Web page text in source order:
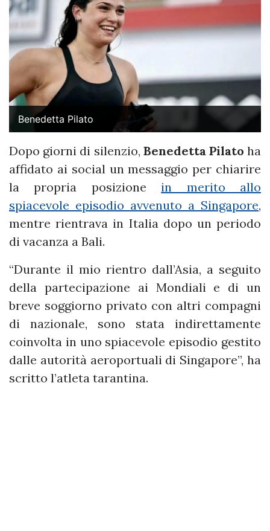
Benedetta Pilato
Dopo giorni di silenzio, Benedetta Pilato ha
affidato ai social un messaggio per chiarire
la propria posizione in merito allo
spiacevole episodio avvenuto a Singapore,
mentre rientrava in Italia dopo un periodo
di vacanza a Bali.
“Durante il mio rientro dall’Asia, a seguito
della partecipazione ai Mondiali e di un
breve soggiorno privato con altri compagni
di nazionale, sono stata indirettamente
coinvolta in uno spiacevole episodio gestito
dalle autorità aeroportuali di Singapore”, ha
scritto l’atleta tarantina.